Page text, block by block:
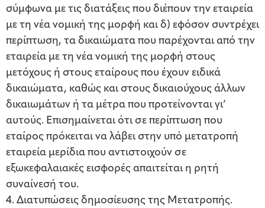
σύμφωνα με τις διατάξεις που διέπουν την εταιρεία
με τη νέα νομική της μορφή και δ) εφόσον συντρέχει
περίπτωση, τα δικαιώματα που παρέχονται από την
εταιρεία με τη νέα νομική της μορφή στους
μετόχους ή στους εταίρους που έχουν ειδικά
δικαιώματα, καθώς και στους δικαιούχους άλλων
δικαιωμάτων ή τα μέτρα που προτείνονται γι’
αυτούς. Επισημαίνεται ότι σε περίπτωση που
εταίρος πρόκειται να λάβει στην υπό μετατροπή
εταιρεία μερίδια που αντιστοιχούν σε
εξωκεφαλαιακές εισφορές απαιτείται η ρητή
συναίνεσή του.
4. Διατυπώσεις δημοσίευσης της Μετατροπής.